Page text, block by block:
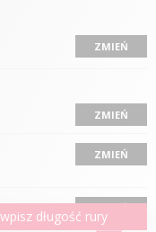
ZMIEŃ
ZMIEŃ
ZMIEŃ
wpisz długośćrury